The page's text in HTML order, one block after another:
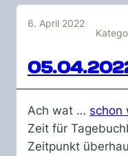
6. April 2022
Ach wat … schon
Zeit für
Zeitpunkt